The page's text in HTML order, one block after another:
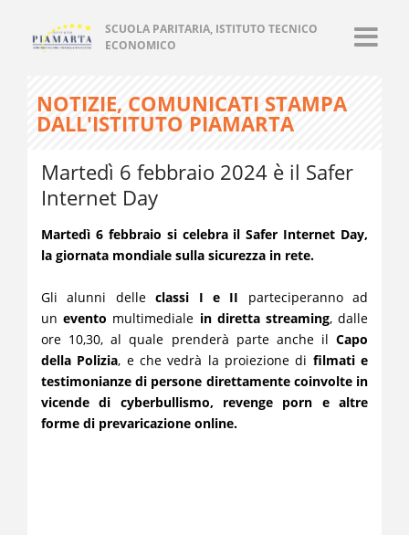
SCUOLA PARITARIA, ISTITUTO TECNICO
ECONOMICO
NOTIZIE, COMUNICATI STAMPA
DALL'ISTITUTO PIAMARTA
Martedì 6 febbraio 2024 è il Safer
Internet Day
Martedì 6 febbraio si celebra il Safer Internet Day,
la giornata mondiale sulla sicurezza in rete.
Gli alunni delleclassi I e II parteciperanno ad
unevento multimediale in diretta streaming, dalle
ore 10,30, al quale prenderà parte anche il Capo
della Polizia, e che vedrà la proiezione di filmati e
testimonianze di persone direttamente coinvolte in
vicende di cyberbullismo, revenge porn e altre
forme di prevaricazione online.